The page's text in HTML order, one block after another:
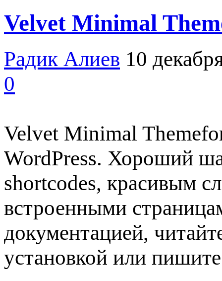
Velvet Minimal
Радик Алиев 10
0
Velvet Minimal
WordPress. Хороший
shortcodes, красивым
встроенными
документацией,
установкой или